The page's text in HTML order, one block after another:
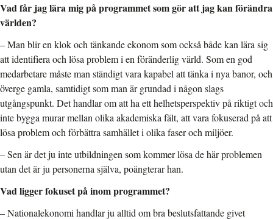
Vad får jag lära mig på programmet som gör att jag kan förändra
världen?
–Man blir en klok och tänkande ekonom som också både kan lära sig
att identifiera och lösa problem i en föränderlig värld. Som en god
medarbetare måste man ständigt vara kapabel att tänka i nya banor, och
överge gamla, samtidigt som man är grundad i någon slags
utgångspunkt. Det handlar om att ha ett helhetsperspektiv på riktigt och
inte bygga murar mellan olika akademiska fält, att vara fokuserad på att
lösa problem och förbättra samhället i olika faser och miljöer.
–Sen är det ju inte utbildningen som kommer lösa de här problemen
utan det är ju personerna själva, poängterar han.
Vad ligger fokuset på inom programmet?
–Nationalekonomi handlar ju alltid om bra beslutsfattande givet